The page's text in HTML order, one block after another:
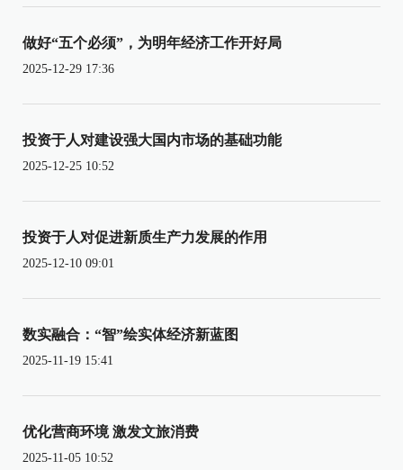
做好“五个必须”，为明年经济工作开好局
2025-12-29 17:36
投资于人对建设强大国内市场的基础功能
2025-12-25 10:52
投资于人对促进新质生产力发展的作用
2025-12-10 09:01
数实融合：“智”绘实体经济新蓝图
2025-11-19 15:41
优化营商环境 激发文旅消费
2025-11-05 10:52